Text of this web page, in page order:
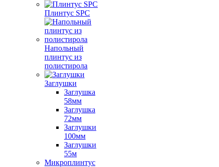
Плинтус SPC
Напольный
плинтус из
полистирола
Заглушки
Заглушка
58мм
Заглушка
72мм
Заглушки
100мм
Заглушки
55м
Микроплинтус